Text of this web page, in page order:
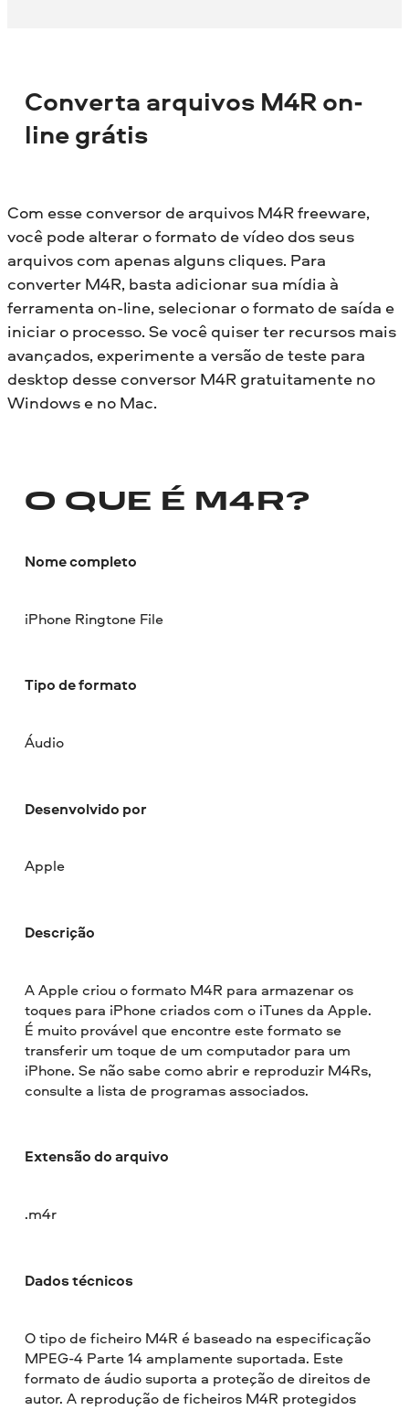
Converta arquivos M4R on-
line grátis
Com esse conversor de arquivos M4R freeware,
você pode alterar o formato de vídeo dos seus
arquivos com apenas alguns cliques. Para
converter M4R, basta adicionar sua mídia à
ferramenta on-line, selecionar o formato de saída e
iniciar o processo. Se você quiser ter recursos mais
avançados, experimente a versão de teste para
desktop desse conversor M4R gratuitamente no
Windows e no Mac.
O QUE É M4R?
Nome completo
iPhone Ringtone File
Tipo de formato
Áudio
Desenvolvido por
Apple
Descrição
A Apple criou o formato M4R para armazenar os
toques para iPhone criados com o iTunes da Apple.
É muito provável que encontre este formato se
transferir um toque de um computador para um
iPhone. Se não sabe como abrir e reproduzir M4Rs,
consulte a lista de programas associados.
Extensão do arquivo
.m4r
Dados técnicos
O tipo de ficheiro M4R é baseado na especificação
MPEG-4 Parte 14 amplamente suportada. Este
formato de áudio suporta a proteção de direitos de
autor. A reprodução de ficheiros M4R protegidos